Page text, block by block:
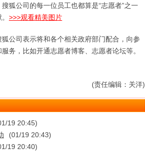
狐公司的每一位员工也都算是“志愿者”之一
>>>观看精美图片
司表示将和各个相关政府部门配合，向参
务，比如开通志愿者博客、志愿者论坛等。
(责任编辑：关洋)
19 20:45)
(01/19 20:43)
19 20:40)